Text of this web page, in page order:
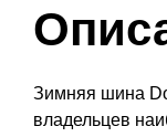
Зимняя шина
владельцев